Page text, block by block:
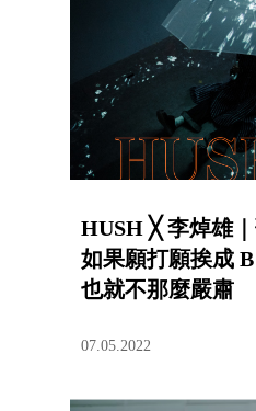
HUSH ╳ 李焯雄｜
如果願打願挨成
也就不那麼嚴肅
07.05.2022